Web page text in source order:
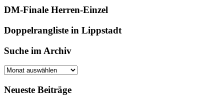
DM-Finale Herren-Einzel
Doppelrangliste in Lippstadt
Suche im Archiv
Suche
Archiv
Neueste Beiträge